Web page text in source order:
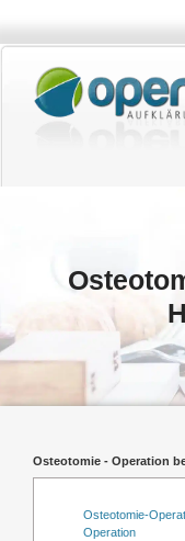
springen
Osteotomie - Operation
Osteotomie-
Operation